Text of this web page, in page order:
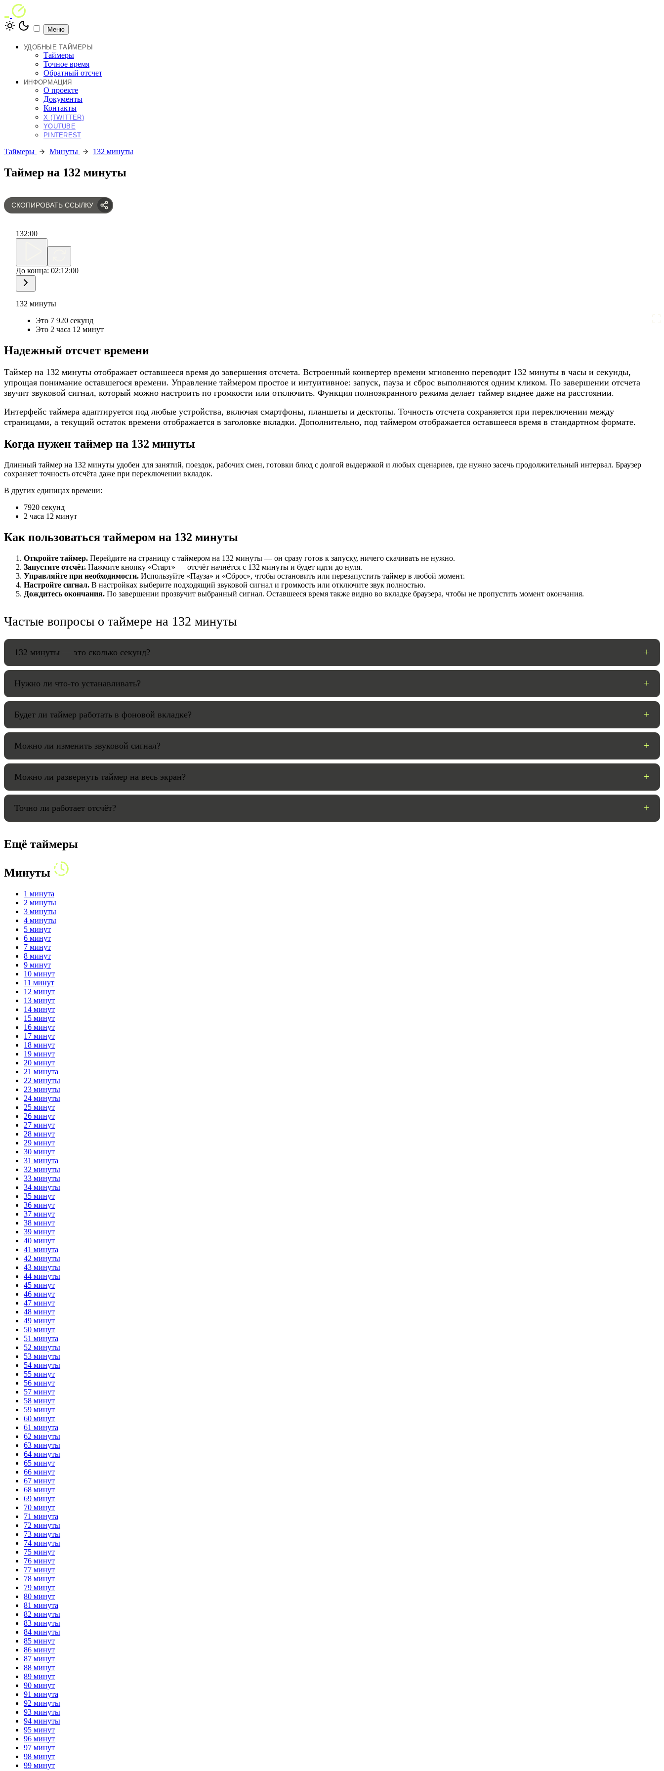
Меню
УДОБНЫЕ ТАЙМЕРЫ
Таймеры
Точное время
Обратный отсчет
ИНФОРМАЦИЯ
О проекте
Документы
Контакты
X (TWITTER)
YOUTUBE
PINTEREST
Таймеры Минуты 132 минуты
Таймер на 132 минуты
СКОПИРОВАТЬ ССЫЛКУ
132:00
До конца: 02:12:00
132 минуты
Это 7 920 секунд
Это 2 часа 12 минут
НАСТРОЙКИ
HANDY TIMERS
Надежный отсчет времени
Таймер на 132 минуты отображает оставшееся время до завершения отсчета. Встроенный конвертер времени мгновенно переводит 132 минуты в часы и секунды,
упрощая понимание оставшегося времени. Управление таймером простое и интуитивное: запуск, пауза и сброс выполняются одним кликом. По завершении отсчета
звучит звуковой сигнал, который можно настроить по громкости или отключить. Функция полноэкранного режима делает таймер виднее даже на расстоянии.
Интерфейс таймера адаптируется под любые устройства, включая смартфоны, планшеты и десктопы. Точность отсчета сохраняется при переключении между
страницами, а текущий остаток времени отображается в заголовке вкладки. Дополнительно, под таймером отображается оставшееся время в стандартном формате.
Когда нужен таймер на 132 минуты
Длинный таймер на 132 минуты удобен для занятий, поездок, рабочих смен, готовки блюд с долгой выдержкой и любых сценариев, где нужно засечь продолжительный интервал. Браузер
сохраняет точность отсчёта даже при переключении вкладок.
В других единицах времени:
7920 секунд
2 часа 12 минут
Как пользоваться таймером на 132 минуты
Откройте таймер. Перейдите на страницу с таймером на 132 минуты — он сразу готов к запуску, ничего скачивать не нужно.
Запустите отсчёт. Нажмите кнопку «Старт» — отсчёт начнётся с 132 минуты и будет идти до нуля.
Управляйте при необходимости. Используйте «Пауза» и «Сброс», чтобы остановить или перезапустить таймер в любой момент.
Настройте сигнал. В настройках выберите подходящий звуковой сигнал и громкость или отключите звук полностью.
Дождитесь окончания. По завершении прозвучит выбранный сигнал. Оставшееся время также видно во вкладке браузера, чтобы не пропустить момент окончания.
Частые вопросы о таймере на 132 минуты
132 минуты — это сколько секунд?
Нужно ли что-то устанавливать?
Будет ли таймер работать в фоновой вкладке?
Можно ли изменить звуковой сигнал?
Можно ли развернуть таймер на весь экран?
Точно ли работает отсчёт?
Ещё таймеры
Минуты
1 минута
2 минуты
3 минуты
4 минуты
5 минут
6 минут
7 минут
8 минут
9 минут
10 минут
11 минут
12 минут
13 минут
14 минут
15 минут
16 минут
17 минут
18 минут
19 минут
20 минут
21 минута
22 минуты
23 минуты
24 минуты
25 минут
26 минут
27 минут
28 минут
29 минут
30 минут
31 минута
32 минуты
33 минуты
34 минуты
35 минут
36 минут
37 минут
38 минут
39 минут
40 минут
41 минута
42 минуты
43 минуты
44 минуты
45 минут
46 минут
47 минут
48 минут
49 минут
50 минут
51 минута
52 минуты
53 минуты
54 минуты
55 минут
56 минут
57 минут
58 минут
59 минут
60 минут
61 минута
62 минуты
63 минуты
64 минуты
65 минут
66 минут
67 минут
68 минут
69 минут
70 минут
71 минута
72 минуты
73 минуты
74 минуты
75 минут
76 минут
77 минут
78 минут
79 минут
80 минут
81 минута
82 минуты
83 минуты
84 минуты
85 минут
86 минут
87 минут
88 минут
89 минут
90 минут
91 минута
92 минуты
93 минуты
94 минуты
95 минут
96 минут
97 минут
98 минут
99 минут